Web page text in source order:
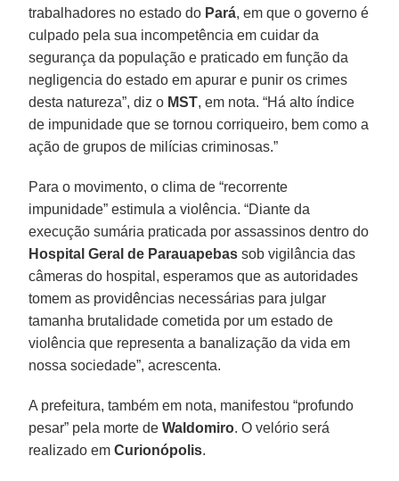
trabalhadores no estado do Pará, em que o governo é
culpado pela sua incompetência em cuidar da
segurança da população e praticado em função da
negligencia do estado em apurar e punir os crimes
desta natureza”, diz o MST, em nota. “Há alto índice
de impunidade que se tornou corriqueiro, bem como a
ação de grupos de milícias criminosas.”
Para o movimento, o clima de “recorrente
impunidade” estimula a violência. “Diante da
execução sumária praticada por assassinos dentro do
Hospital Geral de Parauapebas sob vigilância das
câmeras do hospital, esperamos que as autoridades
tomem as providências necessárias para julgar
tamanha brutalidade cometida por um estado de
violência que representa a banalização da vida em
nossa sociedade”, acrescenta.
A prefeitura, também em nota, manifestou “profundo
pesar” pela morte deWaldomiro. O velório será
realizado emCurionópolis.